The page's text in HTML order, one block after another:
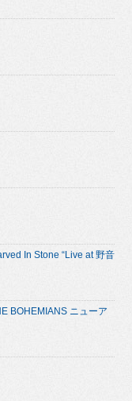
In Stone “Live at 野音
BOHEMIANS ニューア